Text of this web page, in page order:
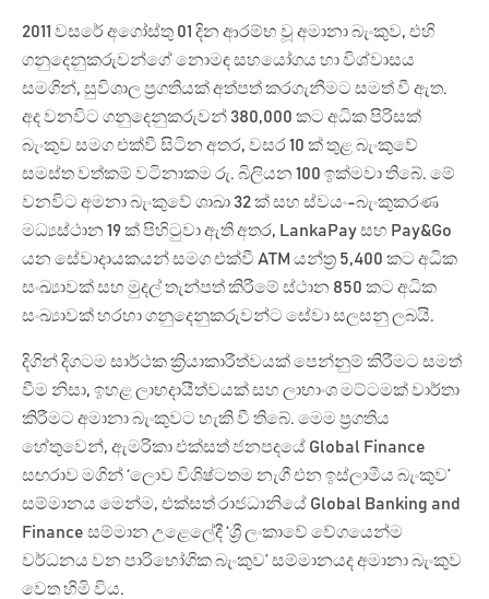
2011 වසරේ අගෝස්තු 01 දින ආරම්භ වූ අමානා බැංකුව, එහි
ගනුදෙනුකරුවන්ගේ නොමඳ සහයෝගය හා විශ්වාසය
සමගින්, සුවිශාල ප්‍රගතියක් අත්පත් කරගැනීමට සමත් වී ඇත.
අද වනවිට ගනුදෙනුකරුවන් 380,000 කට අධික පිරිසක්
බැංකුව සමග එක්වී සිටින අතර, වසර 10 ක් තුළ බැංකුවේ
සමස්ත වත්කම් වටිනාකම රු. බිලියන 100 ඉක්මවා තිබේ. මේ
වනවිට අමනා බැංකුවේ ශාඛා 32 ක් සහ ස්වයං-බැංකුකරණ
මධ්‍යස්ථාන 19 ක් පිහිටුවා ඇති අතර, LankaPay සහ Pay&Go
යන සේවාදායකයන් සමග එක්වී ATM යන්ත්‍ර 5,400 කට අධික
සංඛ්‍යාවක් සහ මුදල් තැන්පත් කිරීමේ ස්ථාන 850 කට අධික
සංඛ්‍යාවක් හරහා ගනුදෙනුකරුවන්ට සේවා සලසනු ලබයි.
දිගින් දිගටම සාර්ථක ක්‍රියාකාරීත්වයක් පෙන්නුම් කිරීමට සමත්
වීම නිසා, ඉහළ ලාභදායීත්වයක් සහ ලාභාංශ මට්ටමක් වාර්තා
කිරීමට අමානා බැංකුවට හැකි වී තිබේ. මෙම ප්‍රගතිය
හේතුවෙන්, ඇමරිකා එක්සත් ජනපදයේ Global Finance
සඟරාව මගින් ‘ලොව විශිෂ්ටතම නැගී එන ඉස්ලාමීය බැංකුව’
සම්මානය මෙන්ම, එක්සත් රාජධානියේ Global Banking and
Finance සම්මාන උළෙලේදී ‘ශ්‍රී ලංකාවේ වේගයෙන්ම
වර්ධනය වන පාරිභෝගික බැංකුව’ සම්මානයද අමානා බැංකුව
වෙත හිමි විය.